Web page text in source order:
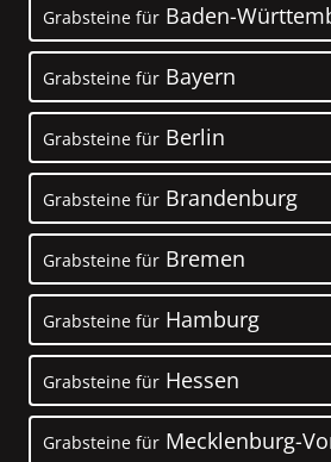
Grabsteine für Baden-
Grabsteine für Bayern
Grabsteine für Berlin
Grabsteine für Brandenburg
Grabsteine für Bremen
Grabsteine für Hamburg
Grabsteine für Hessen
Grabsteine für Mecklenburg-